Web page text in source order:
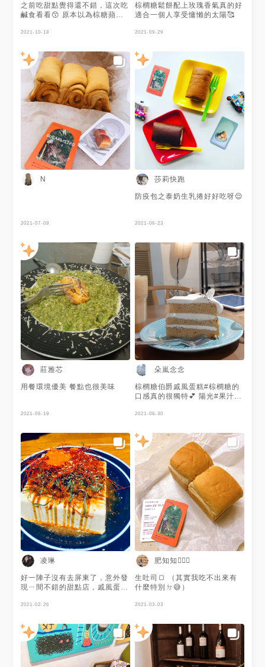
之前吃甜點覺得還不錯，這次吃
鹹食看看😙 原本以為棕糖蘋果
媽媽牌滷肉😂只有微微的甜味，
很入味，不過飯有點乾～ 套餐
還有附吐司跟飲料，我喜歡那個
吐司🍞裡面有包棕櫚糖，吃起來
香香甜甜的，很適合當飯後甜點
💁🏻‍♀️ 📍叻沙咖喱雞肉佐紅藜薑黃
飯套餐$208 📍田園咖喱時蔬佐
紅藜薑黃飯套餐$178 📍棕糖蘋
果燒肉佐紅藜薑黃飯套餐$228
2021-10-18
棕櫚糖鬆餅配上玫瑰香氣真的好
適合一個人享受慵懶的太陽🥰
2021-09-29
N
2021-07-09
莎莉快跑
防疫包之泰奶生乳捲好好吃呀😌
2021-06-23
莊雅芯
用餐環境優美 餐點也很美味
2021-06-19
朵嵐念念
棕櫚糖伯爵戚風蛋糕#棕櫚糖的
口感真的很獨特💕 陽光#果汁
天不喝咖啡喝喝果汁💕
2021-06-30
凌琳
好一陣子沒有去屏東了，意外發
現ㄧ間不錯的甜點店，戚風蛋糕
戚風蛋糕了～還有他的拌豆腐也
但到著了ㄧ定要吃戚風蛋糕
唷！！！ 日食糖 📍屏東市康定
街22號 ☎️08-766-9881 ⏰
10：00-22：00
2021-02-26
肥知知🙋🏻‍♀️
生吐司🍞 （其實我吃不出來有
什麼特別ㄉ😅）
2021-03-03